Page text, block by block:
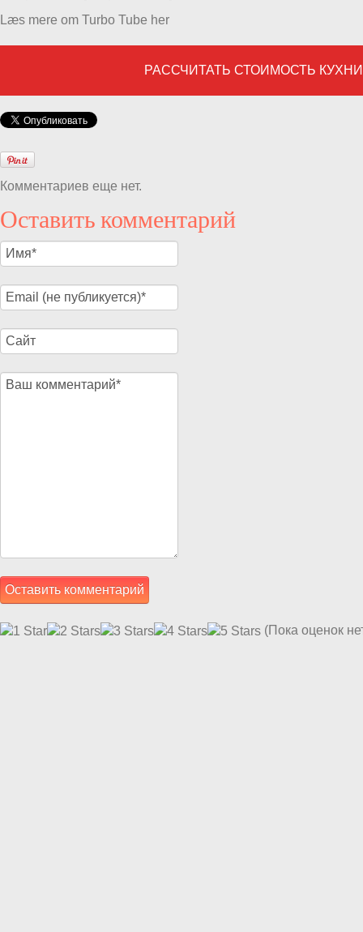
Læs mere om Turbo Tube her
РАССЧИТАТЬ СТОИМОСТЬ
Комментариев еще нет.
Оставить комментарий
(Пока оценок